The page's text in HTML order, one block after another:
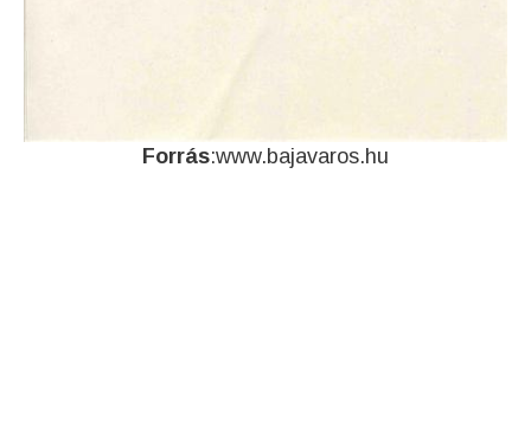
Forrás:www.bajavaros.hu